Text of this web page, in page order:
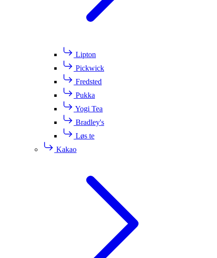
Lipton
Pickwick
Fredsted
Pukka
Yogi Tea
Bradley's
Løs te
Kakao